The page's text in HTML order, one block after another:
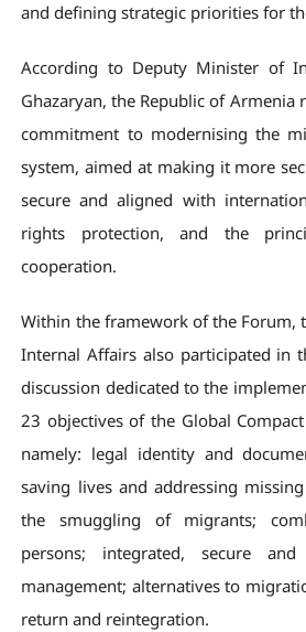
and defining strategic priorities for
According to Deputy Minister of
Ghazaryan, the Republic of Armenia
commitment to modernising the
system, aimed at making it more
secure and aligned with
rights protection, and the
cooperation.
Within the framework of the Forum,
Internal Affairs also participated in
discussion dedicated to the
23 objectives of the Global
namely: legal identity and
saving lives and addressing
the smuggling of migrants;
persons; integrated, secure
management; alternatives to
return and reintegration.